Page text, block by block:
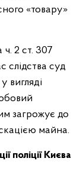
«товару»
ч. 2 ст. 307
слідства суд
вигляді
загрожує до
майна.
поліції Києва